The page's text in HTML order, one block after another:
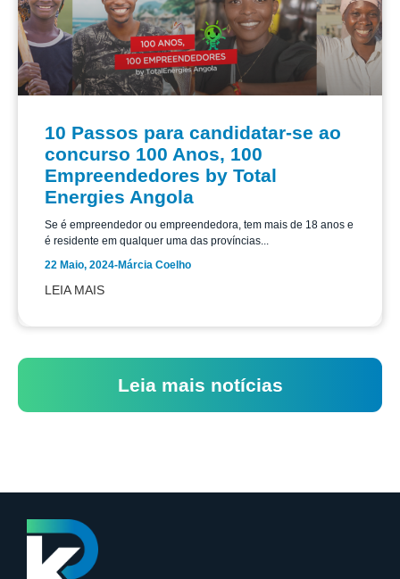
10 Passos para candidatar-se ao
concurso 100 Anos, 100
Empreendedores by Total
Energies Angola
Se é empreendedor ou empreendedora, tem mais de 18 anos e
é residente em qualquer uma das províncias...
22 Maio, 2024-Márcia Coelho
LEIA MAIS
Leia mais notícias